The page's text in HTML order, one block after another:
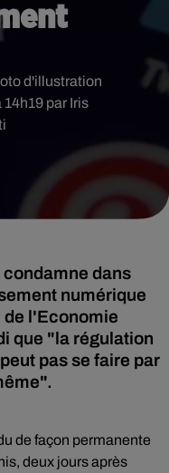
14h19 par Iris
d'illustration
dans
numérique
de l'Economie
que "la régulation
pas se faire par
de façon permanente
deux jours après